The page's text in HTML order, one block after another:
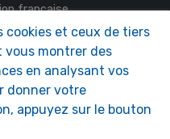
française.
SOCIÉTÉ
sommes-nous ?
cookies et ceux de tiers
vous montrer des
en analysant vos
donner votre
appuyez sur le bouton